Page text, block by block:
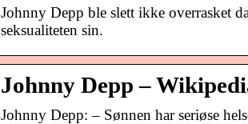
Johnny Depp ble slett ikke overrasket
seksualiteten sin.
Johnny Depp –
Johnny Depp: – Sønnen har seriøse